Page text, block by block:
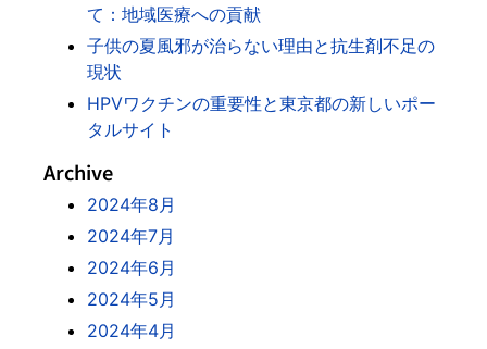
て：地域医療への貢献
子供の夏風邪が治らない理由と抗生剤不足の
現状
HPVワクチンの重要性と東京都の新しいポー
タルサイト
Archive
2024年8月
2024年7月
2024年6月
2024年5月
2024年4月